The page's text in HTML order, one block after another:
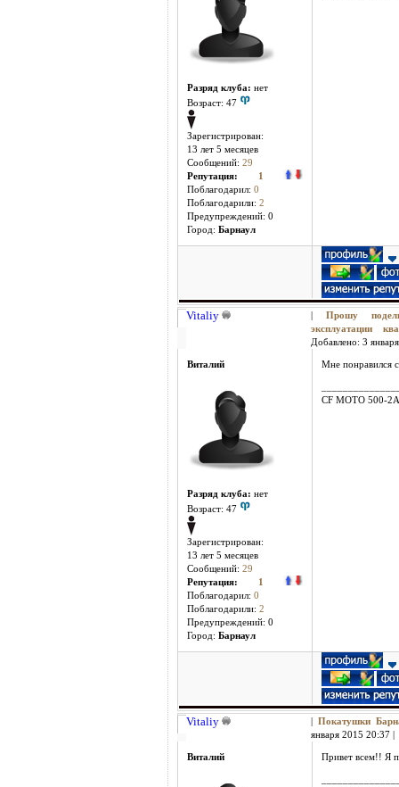
Разряд клуба: нет
Возраст: 47
Зарегистрирован:
13 лет 5 месяцев
Сообщений: 29
Репутация:
1
Поблагодарил: 0
Поблагодарили: 2
Предупреждений: 0
Город: Барнаул
Vitaliy |Прошу
эксплуатации
Добавлено: 3
Виталий
Разряд клуба: нет
Возраст: 47
Зарегистрирован:
13 лет 5 месяцев
Сообщений: 29
Репутация:
1
Поблагодарил: 0
Поблагодарили: 2
Предупреждений: 0
Город: Барнаул
Мне понравился
CF MOTO 500-2A
Vitaliy
Покатушки
января 2015 20:37 |
Виталий Привет всем!! Я